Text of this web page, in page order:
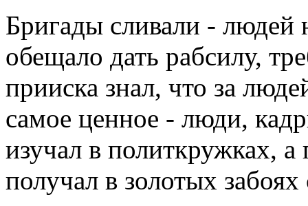
Бригады сливали - людей
обещало дать рабсилу,
прииска знал, что за
самое ценное - люди,
изучал в политкружках,
получал в золотых забоях